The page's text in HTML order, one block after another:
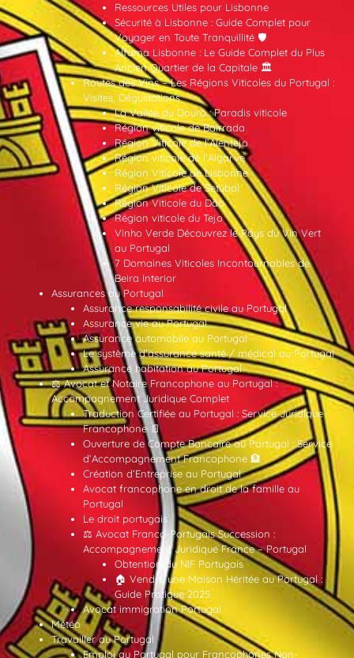
Ressources Utiles pour Lisbonne
Sécurité à Lisbonne : Guide Complet pour
Voyager en Toute Tranquillité 🛡️
Alfama Lisbonne : Le Guide Complet du Plus
Ancien Quartier de la Capitale 🏛️
Routes des Vins – Les Régions Viticoles du Portugal :
Visites, Dégustations
La Vallée du Douro : Paradis viticole
Région viticole de Bairrada
Région Viticole de l’Alentejo
Région viticole de l’Algarve
Région Viticole de Lisbonne
Région Viticole de Setúbal
Région Viticole du Dão
Région viticole du Tejo
Vinho Verde Découvrez le Pays du Vin Vert
au Portugal
7 Domaines Viticoles Incontournables de
Beira Interior
Assurances au Portugal
Assurance responsabilité civile au Portugal
Assurance vie au Portugal
Assurance automobile au Portugal
Le système d’assurance santé / médical au Portugal
Assurance habitation au Portugal
⚖️ Avocat et Notaire Francophone au Portugal :
Accompagnement Juridique Complet
Traduction Certifiée au Portugal : Service Juridique
Francophone 📄
Ouverture de Compte Bancaire au Portugal : Service
d’Accompagnement Francophone 🏦
Création d’Entreprise au Portugal
Avocat francophone en droit de la famille au
Portugal
Le droit portugais
⚖️ Avocat Franco-Portugais Succession :
Accompagnement Juridique France – Portugal
Obtention du NIF Portugais
🏠 Vendre une Maison Héritée au Portugal :
Guide Pratique 2025
Avocat immigration Portugal
Météo
Travailler au Portugal
Emploi au Portugal pour Francophones Non-